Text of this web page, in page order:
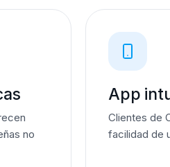
no
App
Clientes de
facilidad de